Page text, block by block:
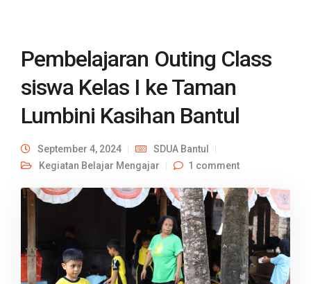
Pembelajaran Outing Class
siswa Kelas I ke Taman
Lumbini Kasihan Bantul
September 4, 2024
SDUA Bantul
Kegiatan Belajar Mengajar
1 comment